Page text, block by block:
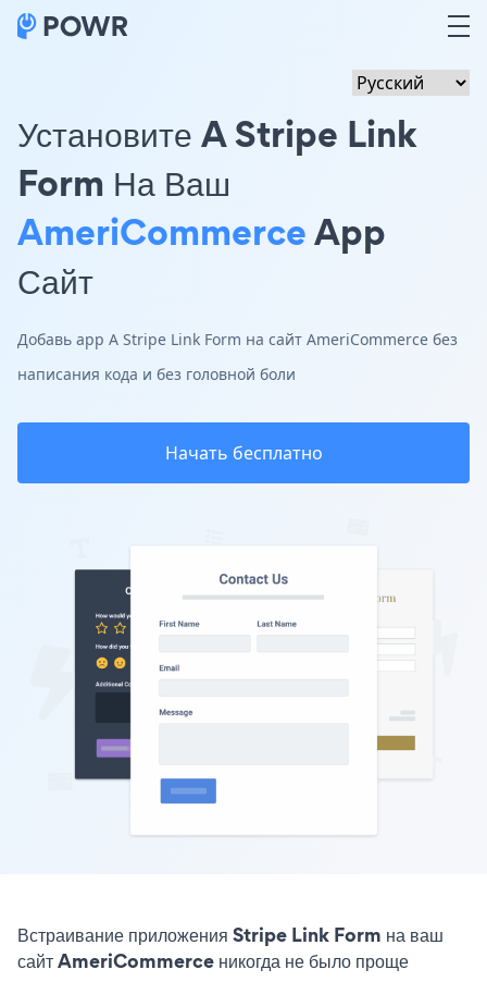
Установите A Stripe Link
Form На Ваш
AmeriCommerceApp
Сайт
Добавь app A Stripe Link Form на сайт AmeriCommerce без
написания кода и без головной боли
Начать бесплатно
Встраивание приложения Stripe Link Form на ваш
сайт AmeriCommerce никогда не было проще